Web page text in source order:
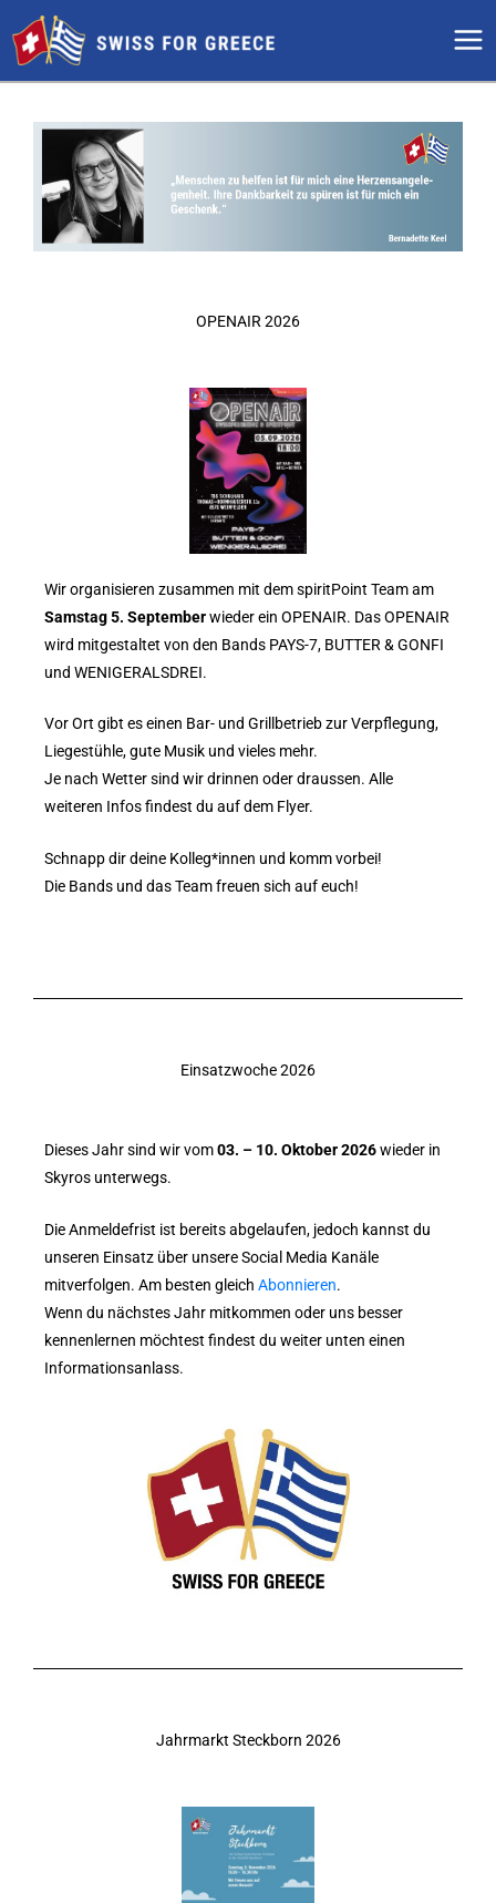
Inhalt
springen
OPENAIR 2026
Wir organisieren zusammen mit dem spiritPoint Team am
Samstag 5. Septemberwieder ein OPENAIR. Das OPENAIR
wird mitgestaltet von den Bands PAYS-7, BUTTER & GONFI
und WENIGERALSDREI.
Vor Ort gibt es einen Bar- und Grillbetrieb zur Verpflegung,
Liegestühle, gute Musik und vieles mehr.
Je nach Wetter sind wir drinnen oder draussen. Alle
weiteren Infos findest du auf dem Flyer.
Schnapp dir deine Kolleg*innen und komm vorbei!
Die Bands und das Team freuen sich auf euch!
Einsatzwoche 2026
Dieses Jahr sind wir vom03. – 10. Oktober 2026wieder in
Skyros unterwegs.
Die Anmeldefrist ist bereits abgelaufen, jedoch kannst du
unseren Einsatz über unsere Social Media Kanäle
mitverfolgen. Am besten gleich Abonnieren.
Wenn du nächstes Jahr mitkommen oder uns besser
kennenlernen möchtest findest du weiter unten einen
Informationsanlass.
Jahrmarkt Steckborn 2026